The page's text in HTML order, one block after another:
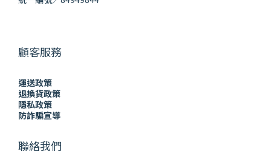
顧客服務
運送政策
退換貨政策
隱私政策
防詐騙宣導
聯絡我們